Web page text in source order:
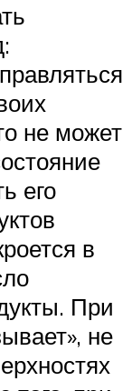
не может
его
в
При
не